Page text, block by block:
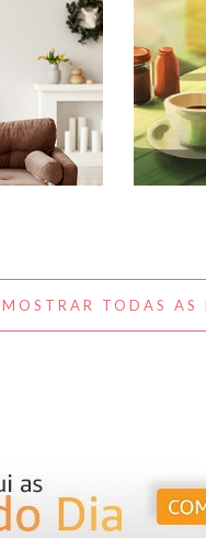
MOSTRAR TODAS AS